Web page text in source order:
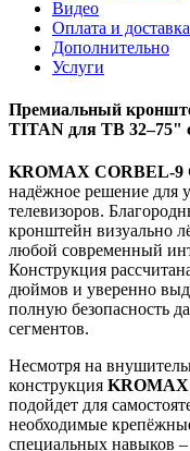
Видео
Оплата и доставка
Дополнительно
Услуги
Премиальный
TITAN для ТВ 32–75"
KROMAX CORBEL-9
надёжное решение для
телевизоров.
кронштейн визуально
любой современный
Конструкция
дюймов и уверенно
полную безопасность
сегментов.
Несмотря на
конструкция
подойдет для
необходимые
специальных навыков